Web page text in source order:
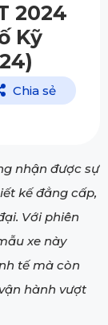
2024
Kỹ
Chia sẻ
nhận được sự
kế đẳng cấp,
Với phiên
xe này
tế mà còn
hành vượt